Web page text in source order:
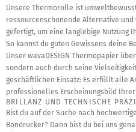
Unsere Thermorolle ist
ressourcenschonende Alternative
gefertigt, um eine langlebige Nutzung
So kannst du guten Gewissens deine
Unser wavaDESIGN Thermopapier
sondern auch durch seine
geschäftlichen Einsatz: Es erfüllt alle
professionelles Erscheinungsbild
BRILLANZ UND TECHNISCHE
Bist du auf der Suche nach
Bondrucker? Dann bist du bei uns